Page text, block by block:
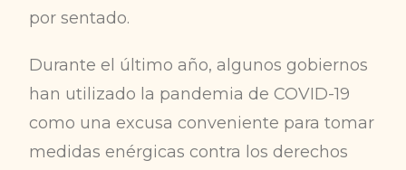
por sentado.
Durante el último año, algunos gobiernos
han utilizado la pandemia de COVID-19
como una excusa conveniente para tomar
medidas enérgicas contra los derechos